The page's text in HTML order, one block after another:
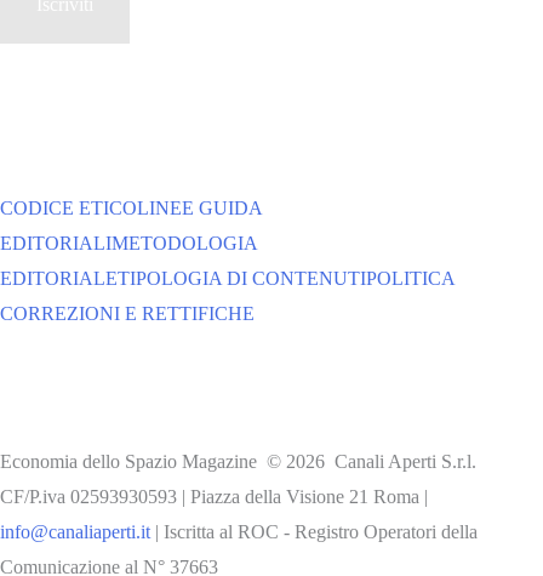
CODICE ETICOLINEE GUIDA
EDITORIALIMETODOLOGIA
EDITORIALETIPOLOGIA DI CONTENUTIPOLITICA
CORREZIONI E RETTIFICHE
Economia dello Spazio Magazine © 2026 Canali Aperti S.r.l.
CF/P.iva 02593930593 | Piazza della Visione 21 Roma |
info@canaliaperti.it | Iscritta al ROC - Registro Operatori della
Comunicazione al N° 37663